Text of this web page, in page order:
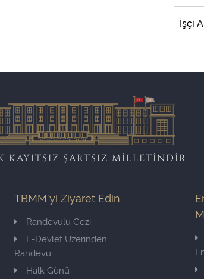
İşçi
KAYITSIZ ŞARTSIZ MİLLETİNDİR
TBMM'yi Ziyaret Edin
Randevulu Gezi
E-Devlet Üzerinden
Randevu
Halk Günü